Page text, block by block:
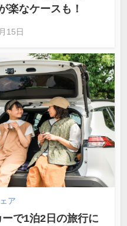
楽なケースも！
15日
ア
で1泊2日の旅行に